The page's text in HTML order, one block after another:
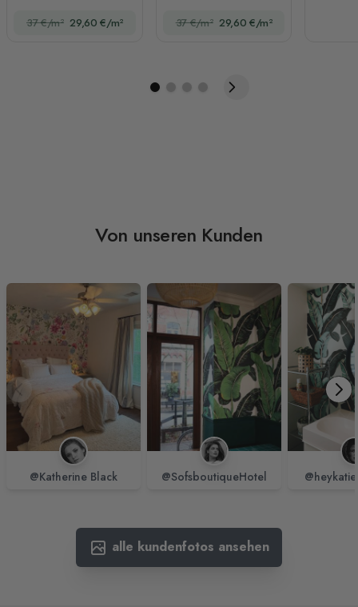
37 €/m² 29,60 €/m² 37 €/m² 29,60 €/m²
Von unseren Kunden
@Katherine Black @SofsboutiqueHotel
alle kundenfotos ansehen